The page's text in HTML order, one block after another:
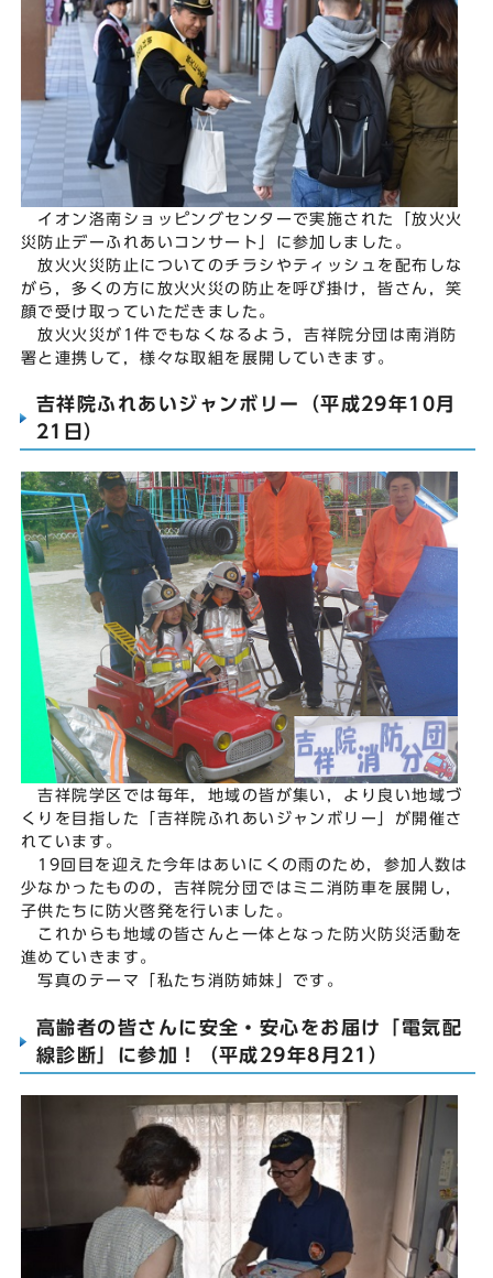
イオン洛南ショッピングセンターで実施された「放火火
災防止デーふれあいコンサート」に参加しました。
放火火災防止についてのチラシやティッシュを配布しな
がら，多くの方に放火火災の防止を呼び掛け，皆さん，笑
顔で受け取っていただきました。
放火火災が1件でもなくなるよう，吉祥院分団は南消防
署と連携して，様々な取組を展開していきます。
吉祥院ふれあいジャンボリー（平成29年10月
21日）
吉祥院学区では毎年，地域の皆が集い，より良い地域づ
くりを目指した「吉祥院ふれあいジャンボリー」が開催さ
れています。
19回目を迎えた今年はあいにくの雨のため，参加人数は
少なかったものの，吉祥院分団ではミニ消防車を展開し，
子供たちに防火啓発を行いました。
これからも地域の皆さんと一体となった防火防災活動を
進めていきます。
写真のテーマ「私たち消防姉妹」です。
高齢者の皆さんに安全・安心をお届け「電気配
線診断」に参加！（平成29年8月21）